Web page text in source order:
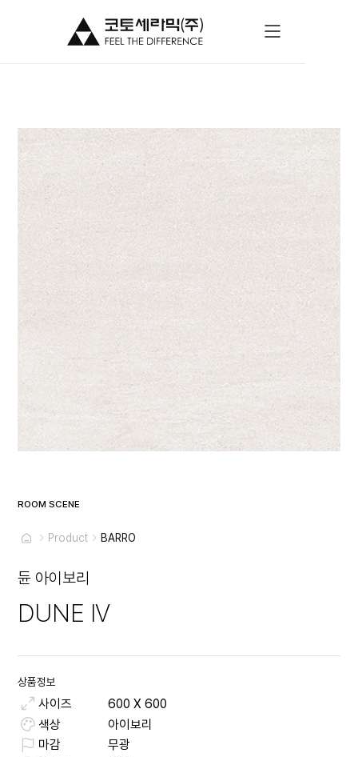
ROOM SCENE
Product BARRO
듄 아이보리
DUNE IV
상품정보
사이즈 600 X 600
색상
아이보리
마감
무광